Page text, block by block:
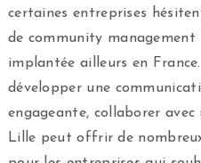
certaines entreprises
de community
implantée ailleurs en
développer une
engageante, collaborer
Lille peut offrir de